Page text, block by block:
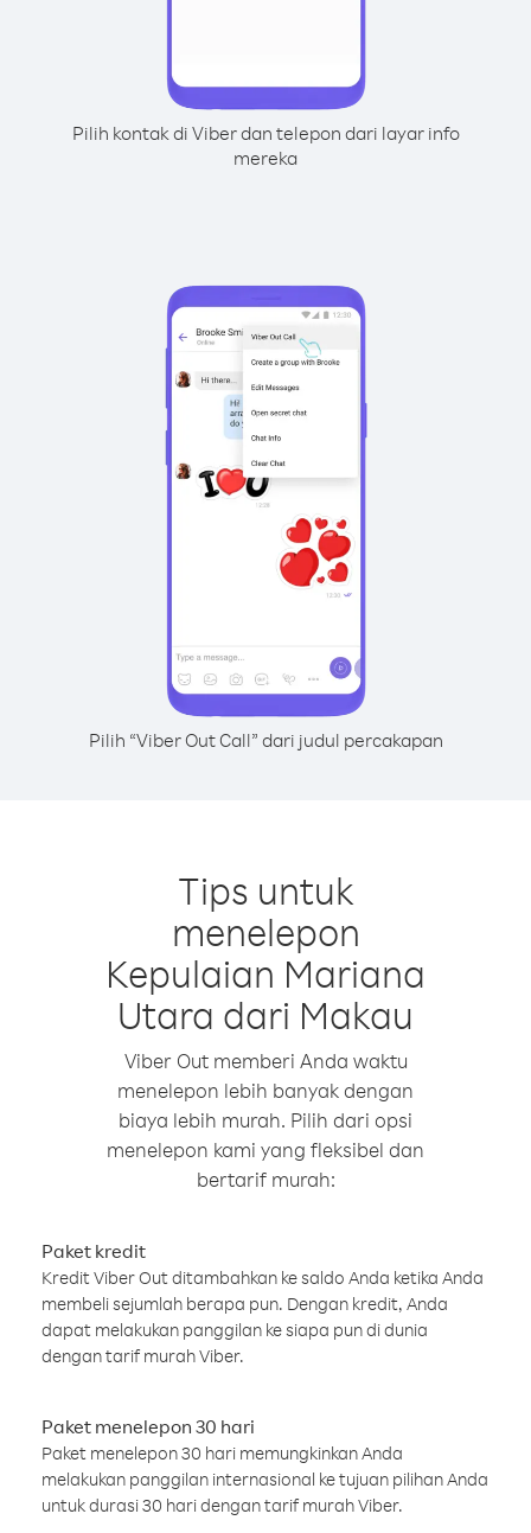
Pilih kontak di Viber dan telepon dari layar info
mereka
Pilih “Viber Out Call” dari judul percakapan
Tips untuk
menelepon
Kepulaian Mariana
Utara dari Makau
Viber Out memberi Anda waktu
menelepon lebih banyak dengan
biaya lebih murah. Pilih dari opsi
menelepon kami yang fleksibel dan
bertarif murah:
Paket kredit
Kredit Viber Out ditambahkan ke saldo Anda ketika Anda
membeli sejumlah berapa pun. Dengan kredit, Anda
dapat melakukan panggilan ke siapa pun di dunia
dengan tarif murah Viber.
Paket menelepon 30 hari
Paket menelepon 30 hari memungkinkan Anda
melakukan panggilan internasional ke tujuan pilihan Anda
untuk durasi 30 hari dengan tarif murah Viber.